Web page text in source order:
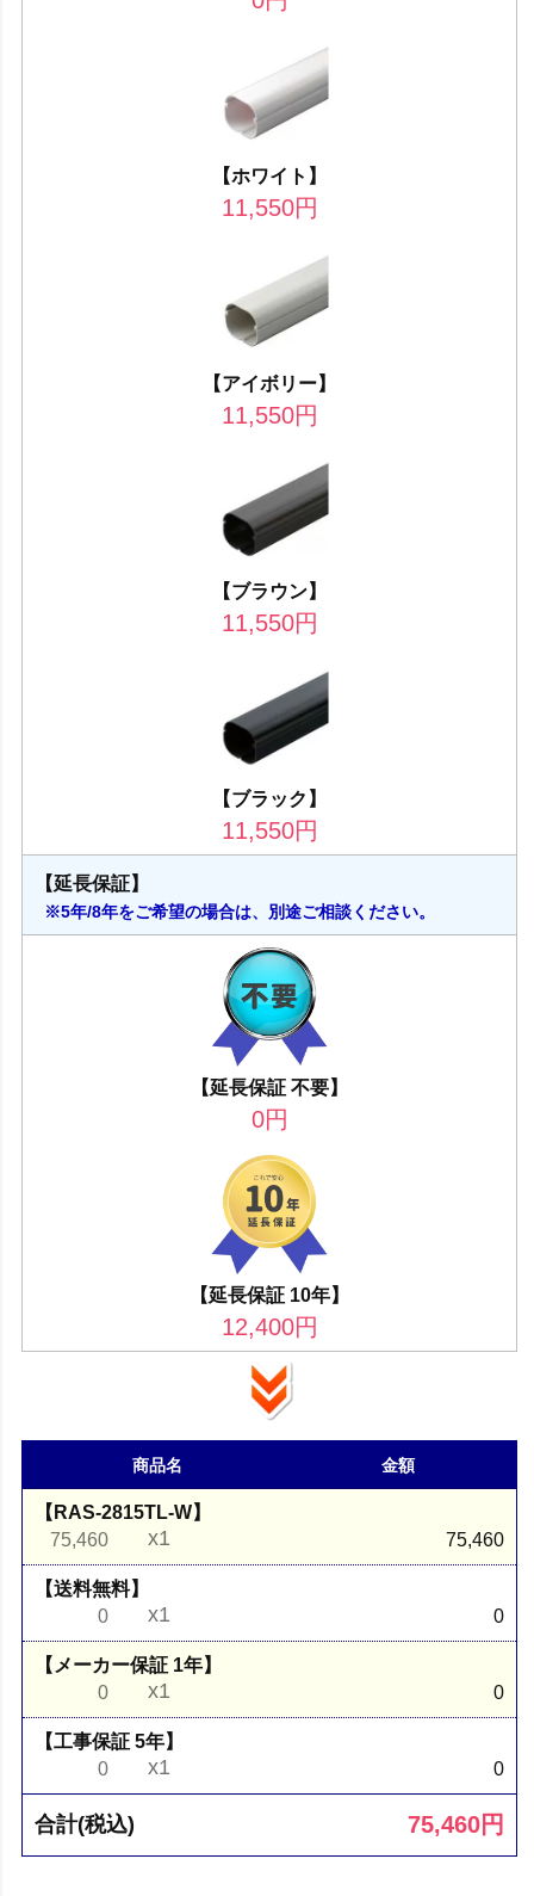
【ホワイト】
11,550円
【アイボリー】
11,550円
【ブラウン】
11,550円
【ブラック】
11,550円
【延長保証】
※5年/8年をご希望の場合は、別途ご相談ください。
【延長保証 不要】
0円
【延長保証 10年】
12,400円
商品名 金額
【RAS-2815TL-W】
75,460
x1 75,460
【送料無料】
0
x1 0
【メーカー保証 1年】
0
x1 0
【工事保証 5年】
0
x1 0
合計(税込) 75,460円